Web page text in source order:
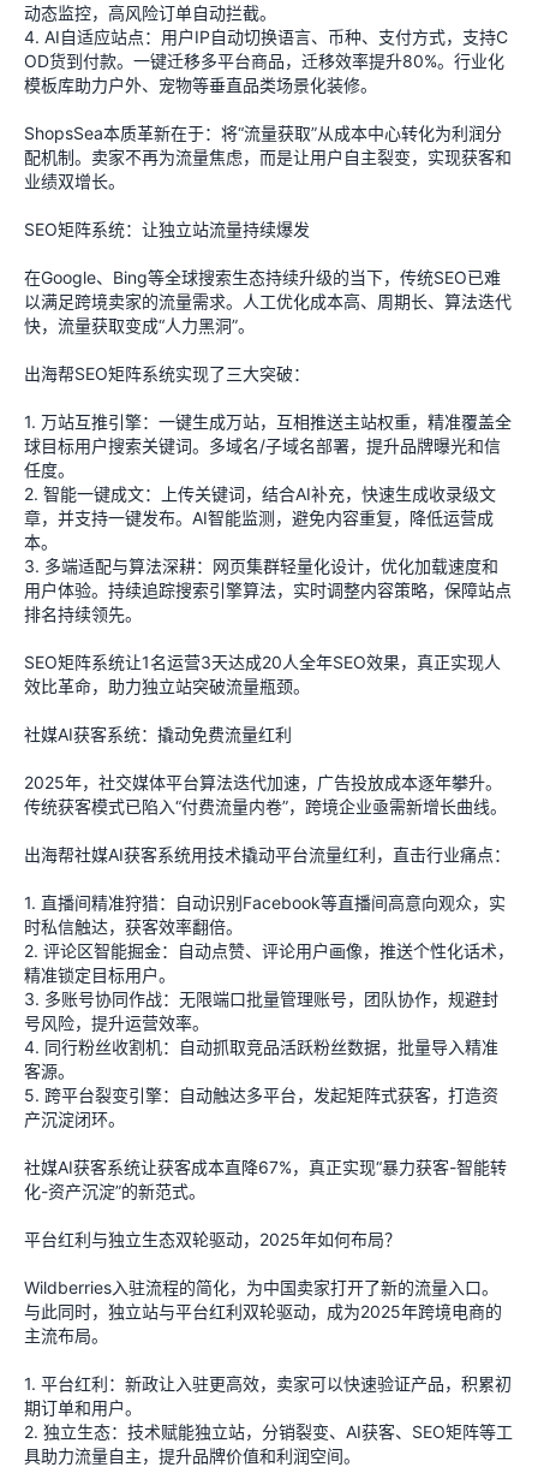
动态监控，高风险订单自动拦截。
4. AI自适应站点：用户IP自动切换语言、币种、支付方式，支持C
OD货到付款。一键迁移多平台商品，迁移效率提升80%。行业化
模板库助力户外、宠物等垂直品类场景化装修。
ShopsSea本质革新在于：将“流量获取”从成本中心转化为利润分
配机制。卖家不再为流量焦虑，而是让用户自主裂变，实现获客和
业绩双增长。
SEO矩阵系统：让独立站流量持续爆发
在Google、Bing等全球搜索生态持续升级的当下，传统SEO已难
以满足跨境卖家的流量需求。人工优化成本高、周期长、算法迭代
快，流量获取变成“人力黑洞”。
出海帮SEO矩阵系统实现了三大突破：
1. 万站互推引擎：一键生成万站，互相推送主站权重，精准覆盖全
球目标用户搜索关键词。多域名/子域名部署，提升品牌曝光和信
任度。
2. 智能一键成文：上传关键词，结合AI补充，快速生成收录级文
章，并支持一键发布。AI智能监测，避免内容重复，降低运营成
本。
3. 多端适配与算法深耕：网页集群轻量化设计，优化加载速度和
用户体验。持续追踪搜索引擎算法，实时调整内容策略，保障站点
排名持续领先。
SEO矩阵系统让1名运营3天达成20人全年SEO效果，真正实现人
效比革命，助力独立站突破流量瓶颈。
社媒AI获客系统：撬动免费流量红利
2025年，社交媒体平台算法迭代加速，广告投放成本逐年攀升。
传统获客模式已陷入“付费流量内卷”，跨境企业亟需新增长曲线。
出海帮社媒AI获客系统用技术撬动平台流量红利，直击行业痛点：
1. 直播间精准狩猎：自动识别Facebook等直播间高意向观众，实
时私信触达，获客效率翻倍。
2. 评论区智能掘金：自动点赞、评论用户画像，推送个性化话术，
精准锁定目标用户。
3. 多账号协同作战：无限端口批量管理账号，团队协作，规避封
号风险，提升运营效率。
4. 同行粉丝收割机：自动抓取竞品活跃粉丝数据，批量导入精准
客源。
5. 跨平台裂变引擎：自动触达多平台，发起矩阵式获客，打造资
产沉淀闭环。
社媒AI获客系统让获客成本直降67%，真正实现“暴力获客-智能转
化-资产沉淀”的新范式。
平台红利与独立生态双轮驱动，2025年如何布局？
Wildberries入驻流程的简化，为中国卖家打开了新的流量入口。
与此同时，独立站与平台红利双轮驱动，成为2025年跨境电商的
主流布局。
1. 平台红利：新政让入驻更高效，卖家可以快速验证产品，积累初
期订单和用户。
2. 独立生态：技术赋能独立站，分销裂变、AI获客、SEO矩阵等工
具助力流量自主，提升品牌价值和利润空间。